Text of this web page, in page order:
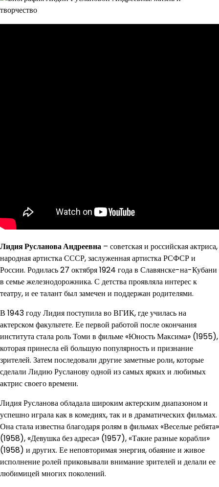
Лидия Русланова Андреевна – советская и российская актриса,
народная артистка СССР, заслуженная артистка РСФСР и
России. Родилась 27 октября 1924 года в Славянске-на-Кубани
в семье железнодорожника. С детства проявляла интерес к
театру, и ее талант был замечен и поддержан родителями.
В 1943 году Лидия поступила во ВГИК, где училась на
актерском факультете. Ее первой работой после окончания
института стала роль Томи в фильме «Юность Максима» (1955),
которая принесла ей большую популярность и признание
зрителей. Затем последовали другие заметные роли, которые
сделали Лидию Русланову одной из самых ярких и любимых
актрис своего времени.
Лидия Русланова обладала широким актерским диапазоном и
успешно играла как в комедиях, так и в драматических фильмах.
Она стала известна благодаря ролям в фильмах «Веселые ребята»
(1958), «Девушка без адреса» (1957), «Такие разные корабли»
(1958) и других. Ее неповторимая энергия, обаяние и живое
исполнение ролей приковывали внимание зрителей и делали ее
любимицей многих поколений.